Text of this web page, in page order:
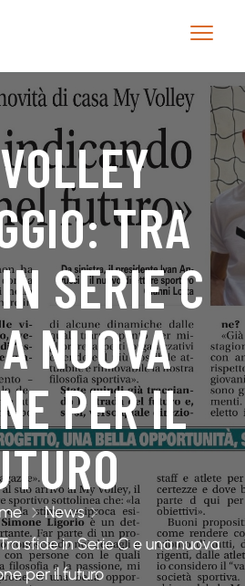
TRA
SERIE C
NUOVA
PER IL
News
sfide in Serie C e una nuova
per il futuro